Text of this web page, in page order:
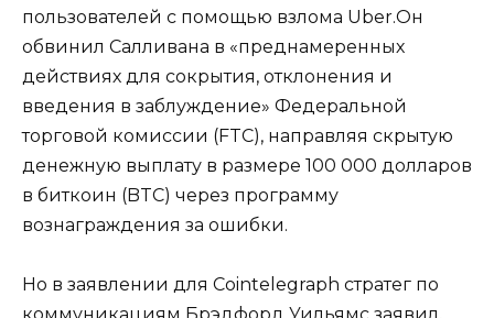
пользователей с помощью взлома Uber.Он
обвинил Салливана в «преднамеренных
действиях для сокрытия, отклонения и
введения в заблуждение» Федеральной
торговой комиссии (FTC), направляя скрытую
денежную выплату в размере 100 000 долларов
в биткоин (BTC) через программу
вознаграждения за ошибки.
Но в заявлении для Cointelegraph стратег по